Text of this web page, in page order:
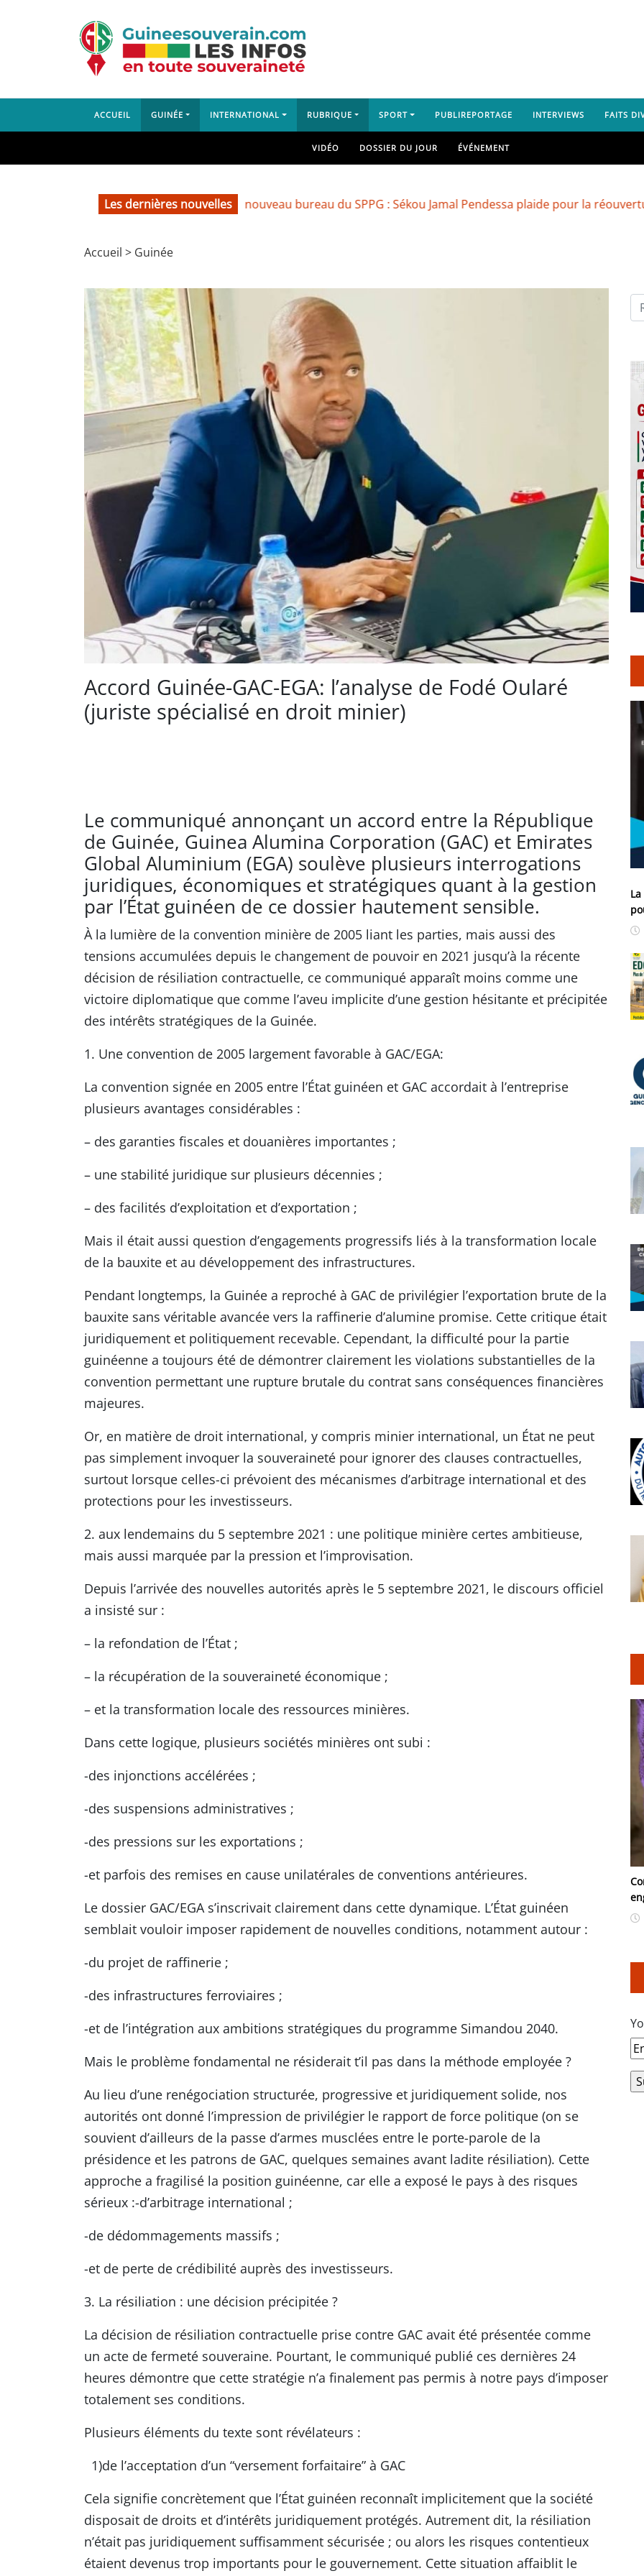
ACCUEIL GUINÉE INTERNATIONAL RUBRIQUE SPORT PUBLIREPORTAGE INTERVIEWS FAITS
VIDÉO DOSSIER DU JOUR ÉVÉNEMENT
Les dernières nouvelles
Installation du nouveau bureau du SPPG : Sékou Jamal Pendessa plaide pour la réouverture des
Accueil > Guinée
Accord Guinée-GAC-EGA: l’analyse de Fodé Oularé
(juriste spécialisé en droit minier)
Le communiqué annonçant un accord entre la République
de Guinée, Guinea Alumina Corporation (GAC) et Emirates
Global Aluminium (EGA) soulève plusieurs interrogations
juridiques, économiques et stratégiques quant à la gestion
par l’État guinéen de ce dossier hautement sensible.
À la lumière de la convention minière de 2005 liant les parties, mais aussi des
tensions accumulées depuis le changement de pouvoir en 2021 jusqu’à la récente
décision de résiliation contractuelle, ce communiqué apparaît moins comme une
victoire diplomatique que comme l’aveu implicite d’une gestion hésitante et précipitée
des intérêts stratégiques de la Guinée.
1. Une convention de 2005 largement favorable à GAC/EGA:
La convention signée en 2005 entre l’État guinéen et GAC accordait à l’entreprise
plusieurs avantages considérables :
– des garanties fiscales et douanières importantes ;
– une stabilité juridique sur plusieurs décennies ;
– des facilités d’exploitation et d’exportation ;
Mais il était aussi question d’engagements progressifs liés à la transformation locale
de la bauxite et au développement des infrastructures.
Pendant longtemps, la Guinée a reproché à GAC de privilégier l’exportation brute de la
bauxite sans véritable avancée vers la raffinerie d’alumine promise. Cette critique était
juridiquement et politiquement recevable. Cependant, la difficulté pour la partie
guinéenne a toujours été de démontrer clairement les violations substantielles de la
convention permettant une rupture brutale du contrat sans conséquences financières
majeures.
Or, en matière de droit international, y compris minier international, un État ne peut
pas simplement invoquer la souveraineté pour ignorer des clauses contractuelles,
surtout lorsque celles-ci prévoient des mécanismes d’arbitrage international et des
protections pour les investisseurs.
2. aux lendemains du 5 septembre 2021 : une politique minière certes ambitieuse,
mais aussi marquée par la pression et l’improvisation.
Depuis l’arrivée des nouvelles autorités après le 5 septembre 2021, le discours officiel
a insisté sur :
– la refondation de l’État ;
– la récupération de la souveraineté économique ;
– et la transformation locale des ressources minières.
Dans cette logique, plusieurs sociétés minières ont subi :
-des injonctions accélérées ;
-des suspensions administratives ;
-des pressions sur les exportations ;
-et parfois des remises en cause unilatérales de conventions antérieures.
Le dossier GAC/EGA s’inscrivait clairement dans cette dynamique. L’État guinéen
semblait vouloir imposer rapidement de nouvelles conditions, notamment autour :
-du projet de raffinerie ;
-des infrastructures ferroviaires ;
-et de l’intégration aux ambitions stratégiques du programme Simandou 2040.
Mais le problème fondamental ne résiderait t’il pas dans la méthode employée ?
Au lieu d’une renégociation structurée, progressive et juridiquement solide, nos
autorités ont donné l’impression de privilégier le rapport de force politique (on se
souvient d’ailleurs de la passe d’armes musclées entre le porte-parole de la
présidence et les patrons de GAC, quelques semaines avant ladite résiliation). Cette
approche a fragilisé la position guinéenne, car elle a exposé le pays à des risques
sérieux :-d’arbitrage international ;
-de dédommagements massifs ;
-et de perte de crédibilité auprès des investisseurs.
3. La résiliation : une décision précipitée ?
La décision de résiliation contractuelle prise contre GAC avait été présentée comme
un acte de fermeté souveraine. Pourtant, le communiqué publié ces dernières 24
heures démontre que cette stratégie n’a finalement pas permis à notre pays d’imposer
totalement ses conditions.
Plusieurs éléments du texte sont révélateurs :
1)de l’acceptation d’un “versement forfaitaire” à GAC
Cela signifie concrètement que l’État guinéen reconnaît implicitement que la société
disposait de droits et d’intérêts juridiquement protégés. Autrement dit, la résiliation
n’était pas juridiquement suffisamment sécurisée ; ou alors les risques contentieux
étaient devenus trop importants pour le gouvernement. Cette situation affaiblit le